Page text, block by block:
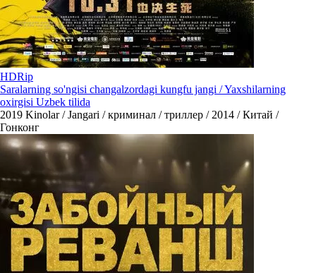
HDRip
Saralarning so'ngisi changalzordagi kungfu jangi / Yaxshilarning
oxirgisi Uzbek tilida
2019 Kinolar / Jangari / криминал / триллер / 2014 / Китай /
Гонконг